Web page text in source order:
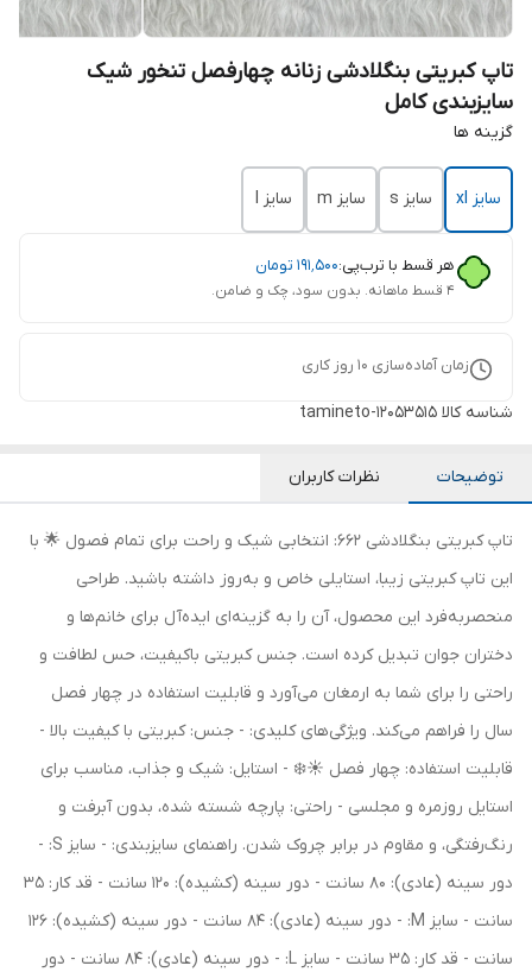
تاپ کبریتی بنگلادشی زنانه چهارفصل تنخور شیک
سایزبندی کامل
گزینه ها
سایز xl سایز s سایز m سایز l
هر قسط با ترب‌پی:۱۹۱٬۵۰۰ تومان
۴ قسط ماهانه. بدون سود، چک و ضامن.
زمان آماده‌سازی 10 روز کاری
شناسه کالا tamineto-12053515
توضیحات نظرات کاربران
تاپ کبریتی بنگلادشی 662: انتخابی شیک و راحت برای تمام فصول 🌟 با
این تاپ کبریتی زیبا، استایلی خاص و به‌روز داشته باشید. طراحی
منحصربه‌فرد این محصول، آن را به گزینه‌ای ایده‌آل برای خانم‌ها و
دختران جوان تبدیل کرده است. جنس کبریتی باکیفیت، حس لطافت و
راحتی را برای شما به ارمغان می‌آورد و قابلیت استفاده در چهار فصل
سال را فراهم می‌کند. ویژگی‌های کلیدی: - جنس: کبریتی با کیفیت بالا -
قابلیت استفاده: چهار فصل ☀️❄️ - استایل: شیک و جذاب، مناسب برای
استایل روزمره و مجلسی - راحتی: پارچه شسته شده، بدون آبرفت و
رنگ‌رفتگی، و مقاوم در برابر چروک شدن. راهنمای سایزبندی: - سایز S: -
دور سینه (عادی): 80 سانت - دور سینه (کشیده): 120 سانت - قد کار: 35
سانت - سایز M: - دور سینه (عادی): 84 سانت - دور سینه (کشیده): 126
سانت - قد کار: 35 سانت - سایز L: - دور سینه (عادی): 84 سانت - دور